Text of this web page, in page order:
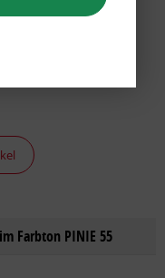
im Farbton PINIE 55